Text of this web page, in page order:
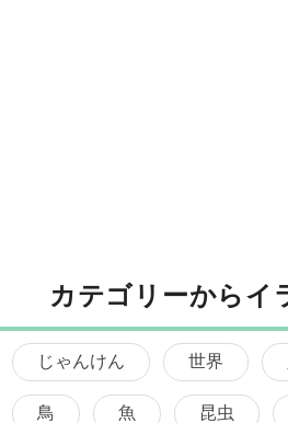
カテゴリーからイ
じゃんけん 世界
鳥 魚 昆虫